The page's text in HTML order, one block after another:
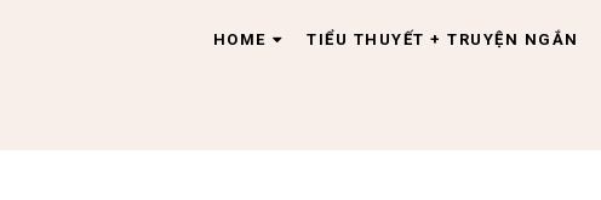
HOME TIỂU THUYẾT + TRUYỆN NGẮN